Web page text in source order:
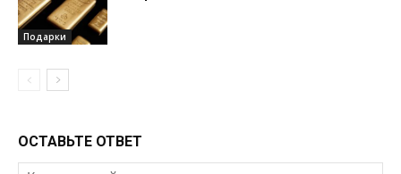
Подарки
ОСТАВЬТЕ ОТВЕТ